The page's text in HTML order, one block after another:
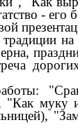
- его
муку